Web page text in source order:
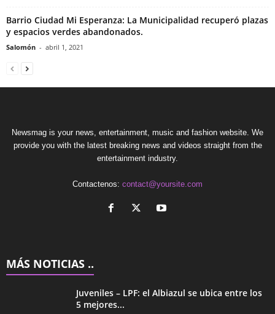
Barrio Ciudad Mi Esperanza: La Municipalidad recuperó plazas
y espacios verdes abandonados.
Salomón - abril 1, 2021
Newsmag is your news, entertainment, music and fashion website. We
provide you with the latest breaking news and videos straight from the
entertainment industry.
Contactenos: contact@yoursite.com
MÁS NOTICIAS ..
Juveniles – LPF: el Albiazul se ubica entre los
5 mejores...